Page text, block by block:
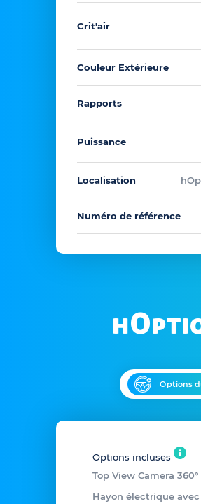
Crit'air
Couleur Extérieure
Rapports
Puissance
Localisation
Numéro de référence
Options
Options incluses
Top View Camera 360°
Hayon électrique